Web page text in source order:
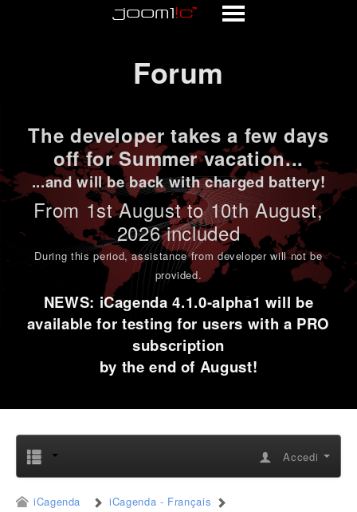
Forum
The developer takes a few days
off for Summer vacation...
...and will be back with charged battery!
From 1stAugust to 10th August,
2026 included
During this period,assistance from developer will not be
provided.
NEWS: iCagenda 4.1.0-alpha1 will be
available for testing for users with a PRO
subscription
by the end of August!
Accedi
iCagenda
iCagenda - Français